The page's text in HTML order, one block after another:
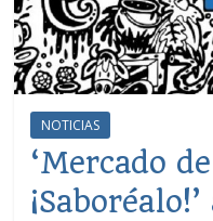
NOTICIAS
‘Mercado